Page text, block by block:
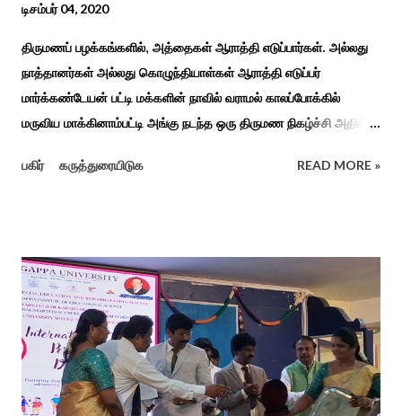
டிசம்பர் 04, 2020
திருமணப் பழக்கங்களில், அத்தைகள் ஆராத்தி எடுப்பார்கள். அல்லது
நாத்தானர்கள் அல்லது கொழுந்தியாள்கள் ஆராத்தி எடுப்பர்
மார்க்கண்டேயன் பட்டி மக்களின் நாவில் வராமல் காலப்போக்கில்
மருவிய மாக்கினாம்பட்டி அங்கு நடந்த ஒரு திருமண நிகழ்ச்சி அதில்
ஆராத்தியெடுத்த கொழுந்தியாள்கள் பாடிய ஆராத்தி பாட்டு ஒன்று 30
வைரலாகிகி யது. தமிழகத்தில் ஒவ்வொரு குடும்பத்திற்கும் திருமணப்
பழக்க வழக்கங்கள் ஜாதிய சமூக ரீதியாக வேறுபடும். அந்த வகையில்,
ஆராத்தி எடுக்கும் முறையும் சற்று வேறுபடுடன் தான் இருக்கும்.அப்படி
திருமணம் ஒன்றில் கொழுந்தியாள்கள் மூன்று பேர் இணைந்து
மாப்பிள்ளைக்கு ஆராத்தி எடுத்துள்ளனர். அப்போது மாப்பிள்ளையைக்
கேலியாக நகைச்சுவை உணர்வு பொங்க பாடிய வரிகளை வைத்து
பகிர் கருத்துரையிடுக READ MORE »